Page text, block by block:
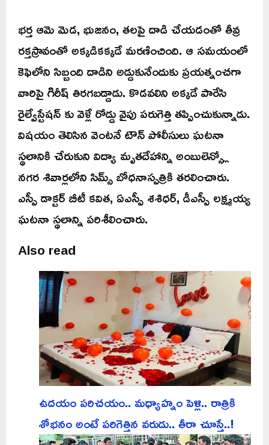
భర్త ఆమె మెడ, భుజనం, తలపై దాడి చేయడంతో తీవ్ర
రక్తస్రావంతో అక్కడికక్కడే మరణించింది. ఆ సమయంలో
కెఫెలోని సిబ్బంది దాడిని అడ్డుకునేందుకు ప్రయత్నంచగా
వారిపై గిరీష్ తిరగబడ్డాడు. కొడవలిని అక్కడే పారేసి
రైల్వేస్టేషన్ కు వెళ్లే రోడ్డు వైపు పరుగెత్తి తప్పించుకున్నాడు.
విషయం తెలిసిన వెంటనే టౌన్ పోలీసులు ఘటనా
స్థలానికి చేరుకుని విద్యా మృతదేహాన్ని అంబులెన్స్లో
నగర శివార్లలోని సిమ్స్ బోధనాస్పత్రికి తరలించారు.
ఎస్పీ డాక్టర్ బీటీ కవిత, ఏఎస్పీ శశిధర్, డీఎస్పీ లక్ష్మయ్య
ఘటనా స్థలాన్ని పరిశీలించారు.
Also read
ఉదయం పరిచయం.. మధ్యాహ్నం పెళ్లి.. రాత్రికి
శోభనం అంటే పరిగెత్తిన వరుడు.. తీరా చూస్తే..!